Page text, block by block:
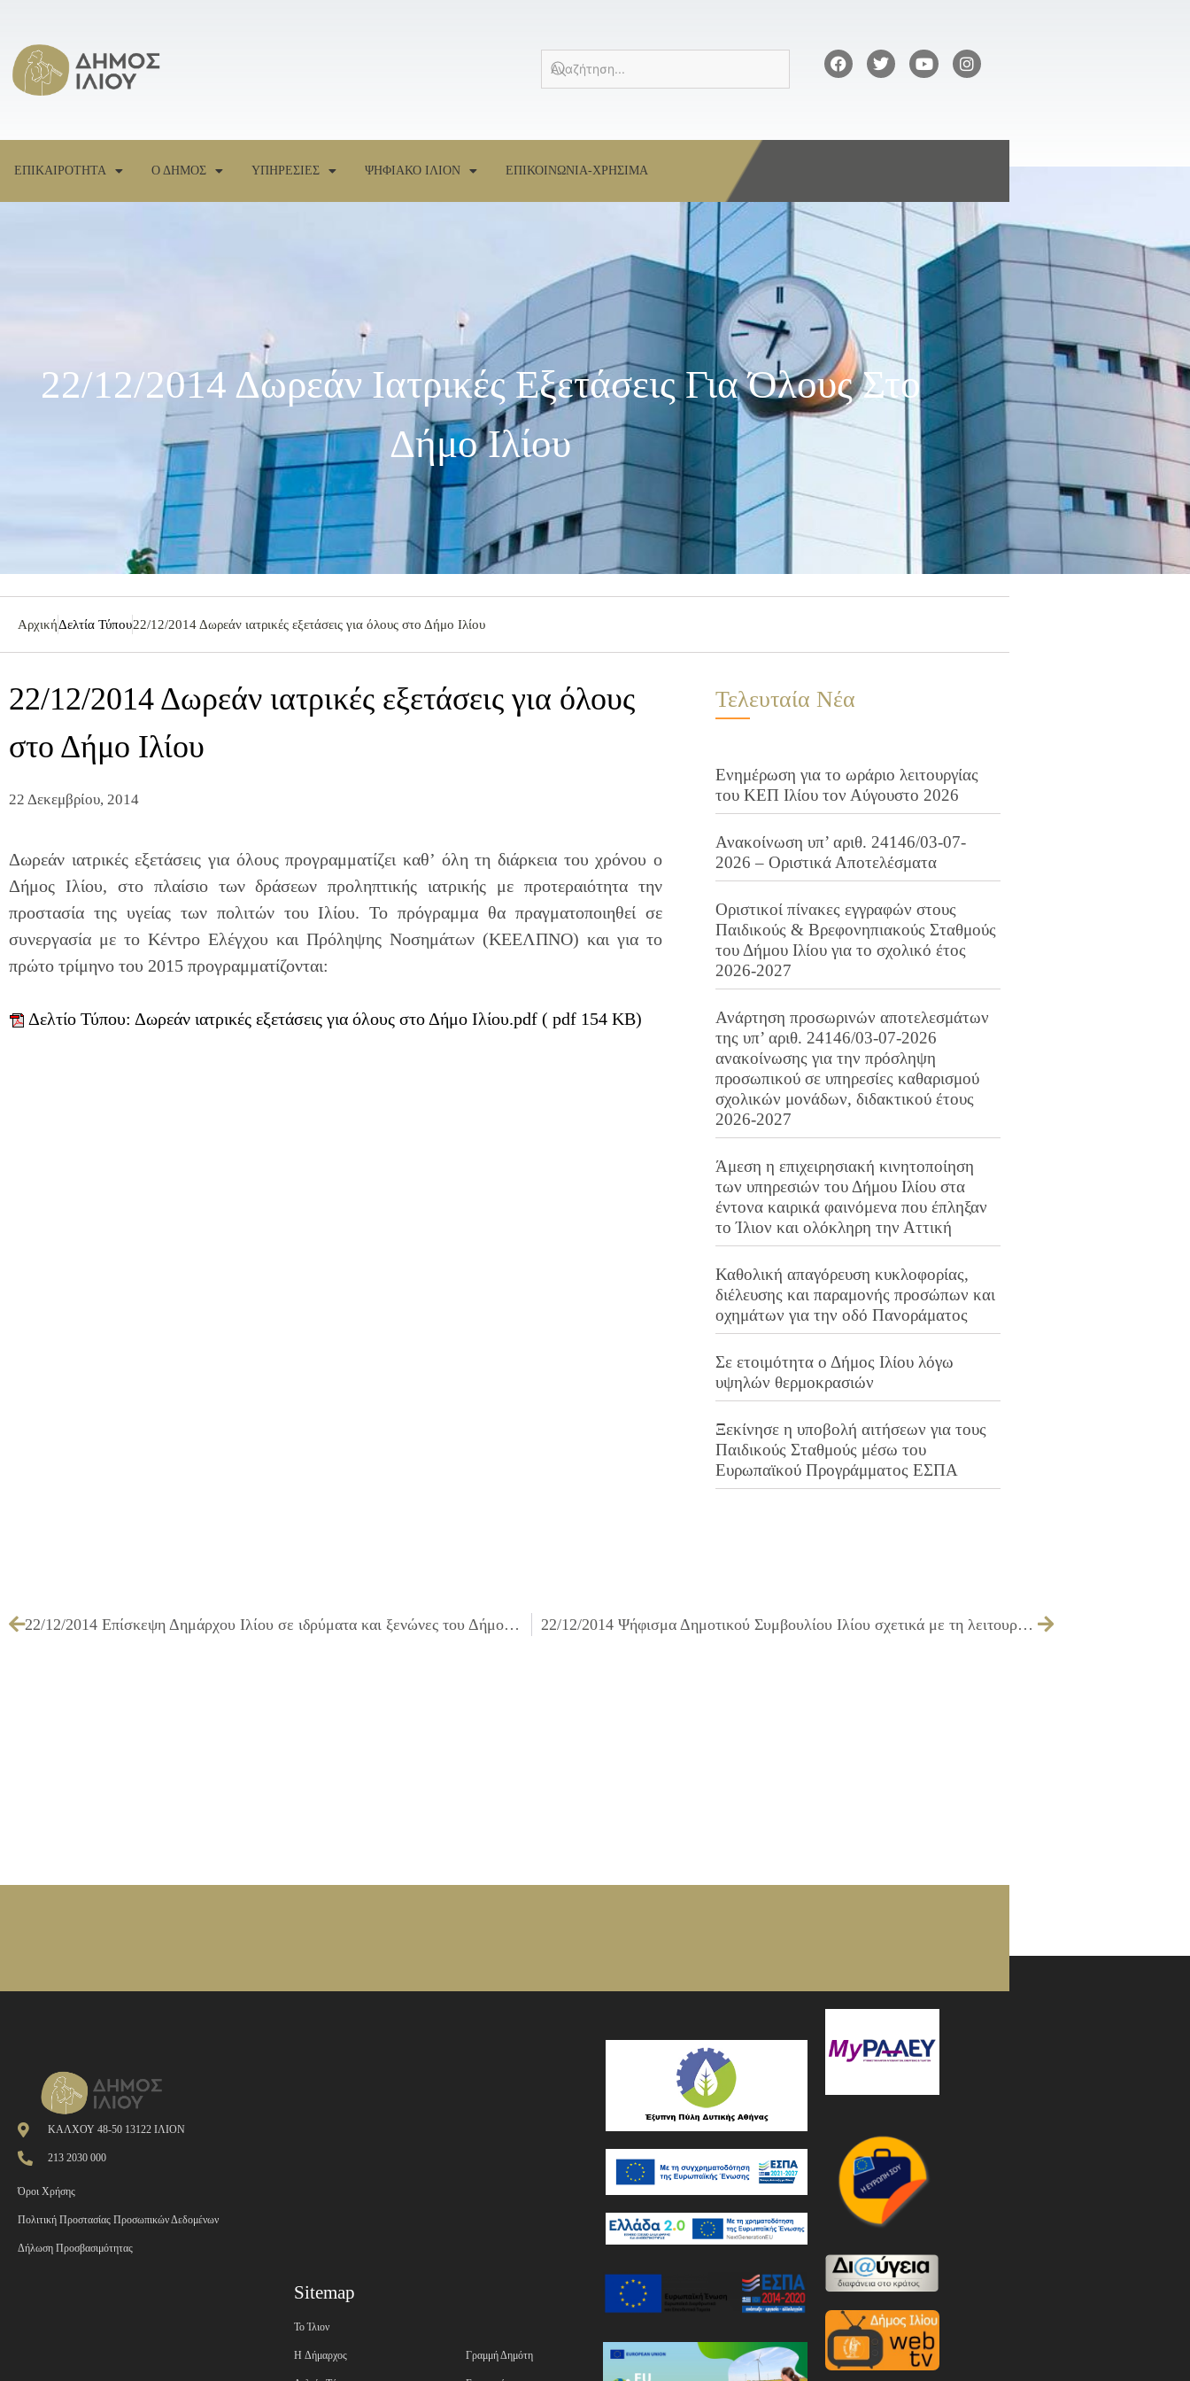
ΕΠΙΚΑΙΡΟΤΗΤΑ Ο ΔΗΜΟΣ ΥΠΗΡΕΣΙΕΣ ΨΗΦΙΑΚΟ ΙΛΙΟΝ ΕΠΙΚΟΙΝΩΝΙΑ-ΧΡΗΣΙΜΑ
22/12/2014 Δωρεάν Ιατρικές Εξετάσεις Για Όλους Στο
Δήμο Ιλίου
ΑρχικήΔελτία Τύπου22/12/2014 Δωρεάν ιατρικές εξετάσεις για όλους στο Δήμο Ιλίου
22/12/2014 Δωρεάν ιατρικές εξετάσεις για όλους
στο Δήμο Ιλίου
22 Δεκεμβρίου, 2014
Δωρεάν ιατρικές εξετάσεις για όλους προγραμματίζει καθ’ όλη τη διάρκεια του χρόνου ο
Δήμος Ιλίου, στο πλαίσιο των δράσεων προληπτικής ιατρικής με προτεραιότητα την
προστασία της υγείας των πολιτών του Ιλίου. Το πρόγραμμα θα πραγματοποιηθεί σε
συνεργασία με το Κέντρο Ελέγχου και Πρόληψης Νοσημάτων (ΚΕΕΛΠΝΟ) και για το
πρώτο τρίμηνο του 2015 προγραμματίζονται:
Δελτίο Τύπου: Δωρεάν ιατρικές εξετάσεις για όλους στο Δήμο Ιλίου.pdf ( pdf 154 KB)
Τελευταία Νέα
Ενημέρωση για το ωράριο λειτουργίας
του ΚΕΠ Ιλίου τον Αύγουστο 2026
Ανακοίνωση υπ’ αριθ. 24146/03-07-
2026 – Οριστικά Αποτελέσματα
Οριστικοί πίνακες εγγραφών στους
Παιδικούς & Βρεφονηπιακούς Σταθμούς
του Δήμου Ιλίου για το σχολικό έτος
2026-2027
Ανάρτηση προσωρινών αποτελεσμάτων
της υπ’ αριθ. 24146/03-07-2026
ανακοίνωσης για την πρόσληψη
προσωπικού σε υπηρεσίες καθαρισμού
σχολικών μονάδων, διδακτικού έτους
2026-2027
Άμεση η επιχειρησιακή κινητοποίηση
των υπηρεσιών του Δήμου Ιλίου στα
έντονα καιρικά φαινόμενα που έπληξαν
το Ίλιον και ολόκληρη την Αττική
Καθολική απαγόρευση κυκλοφορίας,
διέλευσης και παραμονής προσώπων και
οχημάτων για την οδό Πανοράματος
Σε ετοιμότητα ο Δήμος Ιλίου λόγω
υψηλών θερμοκρασιών
Ξεκίνησε η υποβολή αιτήσεων για τους
Παιδικούς Σταθμούς μέσω του
Ευρωπαϊκού Προγράμματος ΕΣΠΑ
22/12/2014 Επίσκεψη Δημάρχου Ιλίου σε ιδρύματα και ξενώνες του Δήμου Ιλίου 22/12/2014 Ψήφισμα Δημοτικού Συμβουλίου Ιλίου σχετικά με τη λειτουργία του Κέντρου Πρόληψης της Χρήσης Εξαρτησιογόνων Ουσιών «ΦΑΕΘΩΝ»
ΚΑΛΧΟΥ 48-50 13122 ΙΛΙΟΝ
213 2030 000
Όροι Χρήσης
Πολιτική Προστασίας Προσωπικών Δεδομένων
Δήλωση Προσβασιμότητας
Sitemap
Το Ίλιον
H Δήμαρχος Γραμμή Δημότη